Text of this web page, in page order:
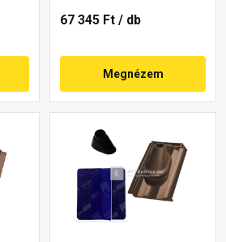
67 345 Ft / db
Megnézem